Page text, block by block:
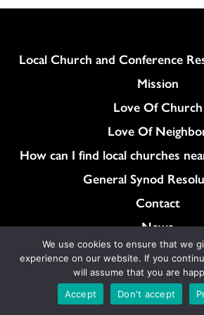
Column
Local Church and Conference
Mission
Love Of Church
Love Of
How can I find local churches
General Synod
Colukmn
Contact
News
Store
Content on ucc.org is
We use cookies to ensure that we
experience on our website. If you
will assume that you are
Accept
Don't accept